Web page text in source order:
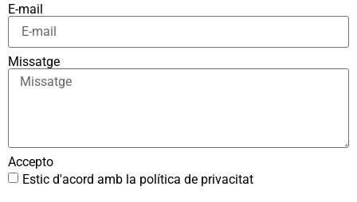
E-mail
Missatge
Accepto
Estic d'acord amb la política de privacitat